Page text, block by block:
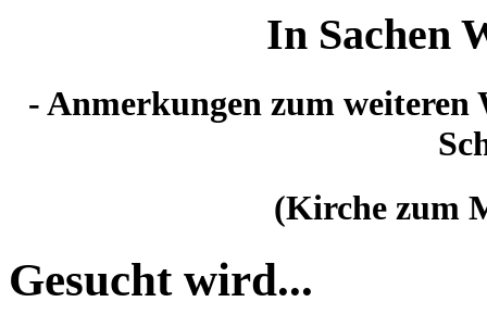
In Sachen
- Anmerkungen zum
(Kirche zum
Gesucht wird...